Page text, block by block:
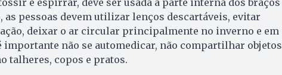
as pessoas devem utilizar lenços descartáveis, evitar
deixar o ar circular principalmente no inverno e em
importante não se automedicar, não compartilhar objetos
talheres, copos e pratos.